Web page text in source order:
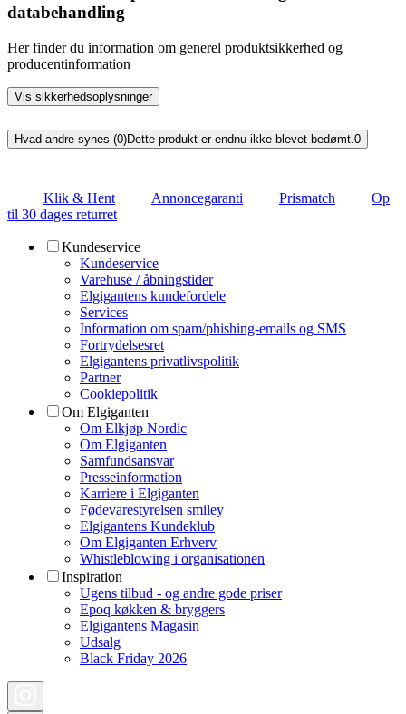
databehandling
Her finder du information om generel produktsikkerhed og
producentinformation
Vis sikkerhedsoplysninger
Hvad andre synes (0)Dette produkt er endnu ikke blevet bedømt. 0
Klik & Hent Annoncegaranti Prismatch
Op
til 30 dages returret
Kundeservice
Kundeservice
Varehuse / åbningstider
Elgigantens kundefordele
Services
Information om spam/phishing-emails og SMS
Fortrydelsesret
Elgigantens privatlivspolitik
Partner
Cookiepolitik
Om Elgiganten
Om Elkjøp Nordic
Om Elgiganten
Samfundsansvar
Presseinformation
Karriere i Elgiganten
Fødevarestyrelsen smiley
Elgigantens Kundeklub
Om Elgiganten Erhverv
Whistleblowing i organisationen
Inspiration
Ugens tilbud - og andre gode priser
Epoq køkken & bryggers
Elgigantens Magasin
Udsalg
Black Friday 2026